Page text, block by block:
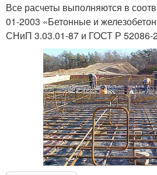
Все расчеты выполняются в
01-2003 «Бетонные и
СНиП 3.03.01-87 и ГОСТ Р 52086-